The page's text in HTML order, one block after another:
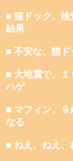
■ 猫ドック、検
結果
■ 不安な、猫ド
■ 大地震で、１
ハゲ
■ マフィン、９
なる
■ ねえ、ねえ、